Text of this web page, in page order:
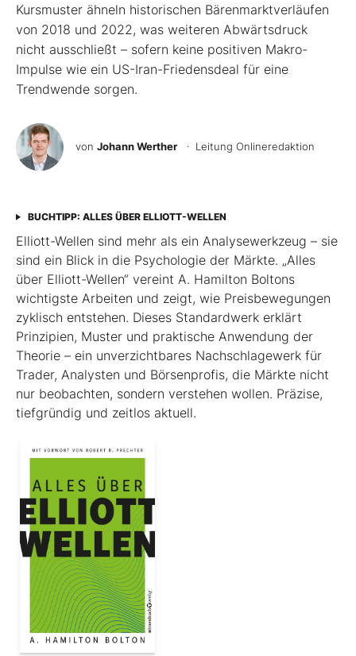
Kursmuster ähneln historischen Bärenmarktverläufen
von 2018 und 2022, was weiteren Abwärtsdruck
nicht ausschließt – sofern keine positiven Makro-
Impulse wie ein US-Iran-Friedensdeal für eine
Trendwende sorgen.
von Johann Werther · Leitung Onlineredaktion
BUCHTIPP: ALLES ÜBER ELLIOTT-WELLEN
Elliott-Wellen sind mehr als ein Analysewerkzeug – sie
sind ein Blick in die Psychologie der Märkte. „Alles
über Elliott-Wellen“ vereint A. Hamilton Boltons
wichtigste Arbeiten und zeigt, wie Preisbewegungen
zyklisch entstehen. Dieses Standardwerk erklärt
Prinzipien, Muster und praktische Anwendung der
Theorie – ein unverzichtbares Nachschlagewerk für
Trader, Analysten und Börsenprofis, die Märkte nicht
nur beobachten, sondern verstehen wollen. Präzise,
tiefgründig und zeitlos aktuell.